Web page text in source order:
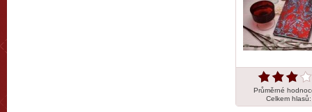
Průměrné
Celkem